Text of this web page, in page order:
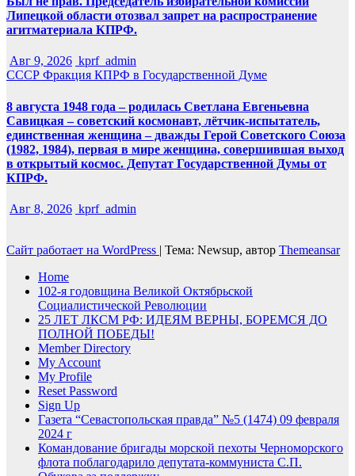
Липецкой области отозвал запрет на распространение
агитматериала КПРФ.
Авг 9, 2026 kprf_admin
СССР Фракция КПРФ в Государственной Думе
8 августа 1948 года – родилась Светлана Евгеньевна
Савицкая – советский космонавт, лётчик-испытатель,
единственная женщина – дважды Герой Советского Союза
(1982, 1984), первая в мире женщина, совершившая выход
в открытый космос. Депутат Государственной Думы от
КПРФ.
Авг 8, 2026 kprf_admin
Сайт работает на WordPress | Тема: Newsup, автор Themeansar
Home
102-я годовщина Великой Октябрьской
Социалистической Революции
25 ЛЕТ ЛКСМ РФ: ИДЕЯМ ВЕРНЫ, БОРЕМСЯ ДО
ПОЛНОЙ ПОБЕДЫ!
Member Directory
My Account
My Profile
Reset Password
Sign Up
Газета “Севастопольская правда” №5 (1474) 09 февраля
2024 г
Командование бригады морской пехоты Черноморского
флота поблагодарило депутата-коммуниста С.П.